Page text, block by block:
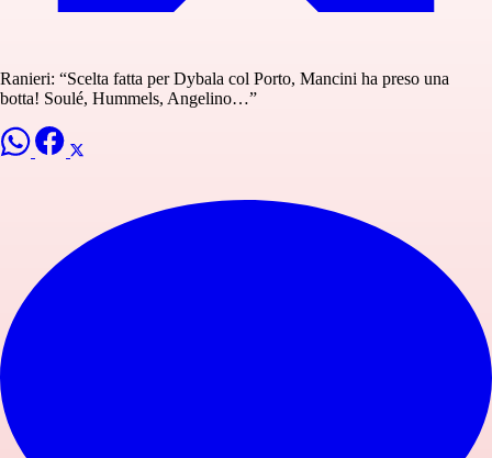
Ranieri: “Scelta fatta per Dybala col Porto, Mancini ha preso una
botta! Soulé, Hummels, Angelino…”